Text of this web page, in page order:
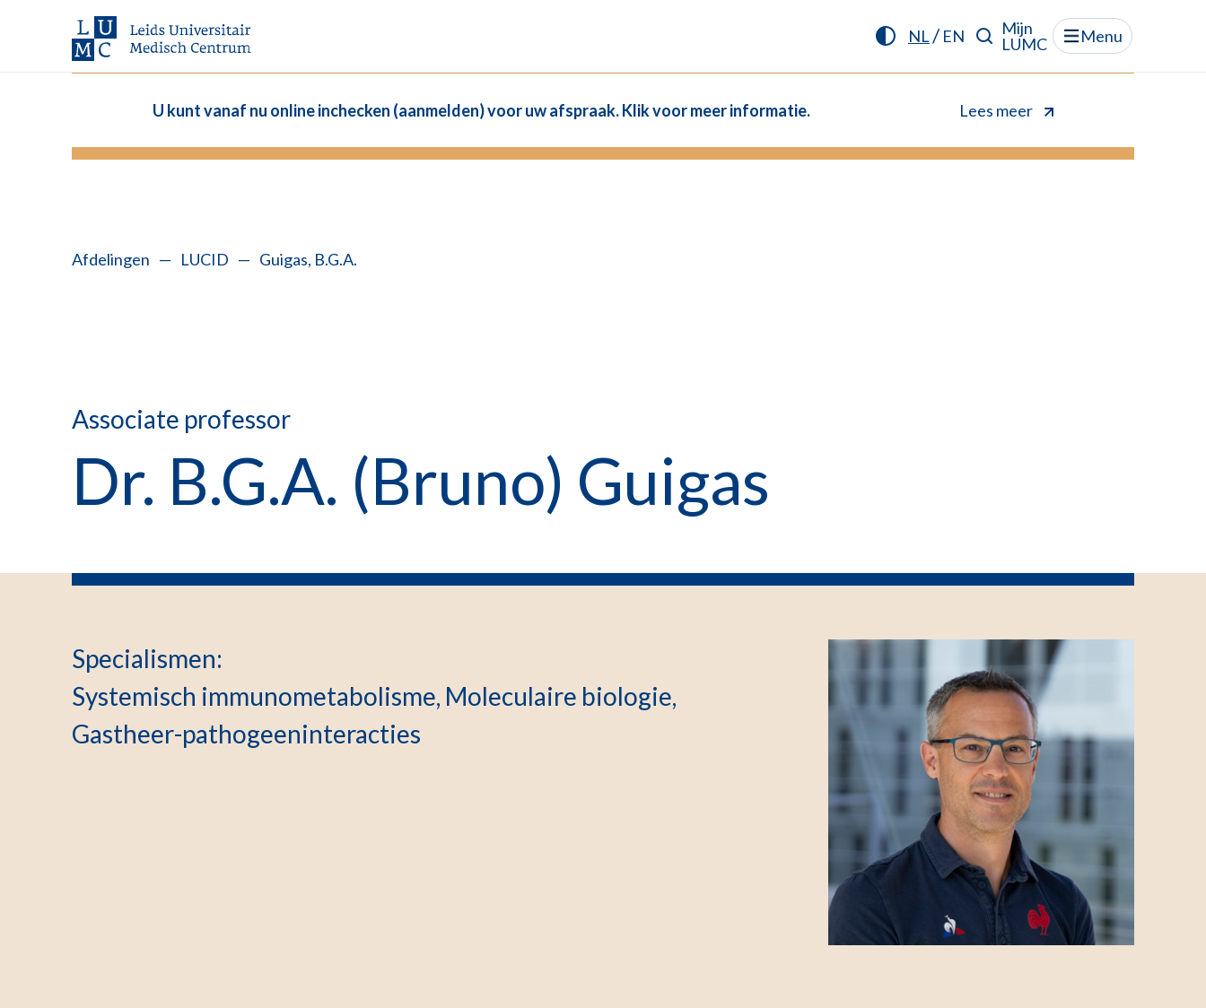
NL/ EN
Mijn
LUMC
Menu
U kunt vanaf nu online inchecken (aanmelden) voor uw afspraak. Klik voor meer informatie. Lees meer
Afdelingen — LUCID — Guigas, B.G.A.
Associate professor
Dr. B.G.A. (Bruno) Guigas
Specialismen:
Systemisch immunometabolisme, Moleculaire biologie,
Gastheer-pathogeeninteracties